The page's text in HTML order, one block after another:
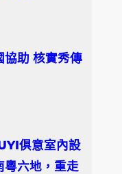
協助 核實秀傳
俱意室內設
粵六地，重走